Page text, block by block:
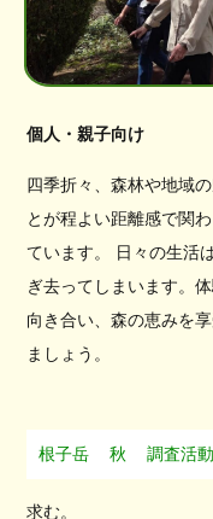
個人・親子向け
四季折々、森林や地域
とが程よい距離感で関
ています。 日々の生活
ぎ去ってしまいます。
向き合い、森の恵みを
ましょう。
根子岳 秋 調査活動
求む。